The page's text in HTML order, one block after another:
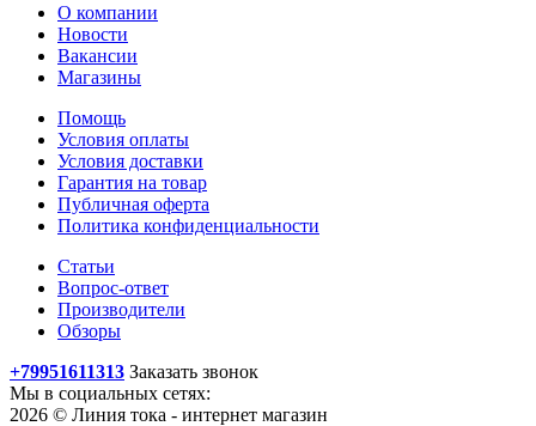
О компании
Новости
Вакансии
Магазины
Помощь
Условия оплаты
Условия доставки
Гарантия на товар
Публичная оферта
Политика конфиденциальности
Статьи
Вопрос-ответ
Производители
Обзоры
+79951611313 Заказать звонок
Мы в социальных сетях:
2026 © Линия тока - интернет магазин